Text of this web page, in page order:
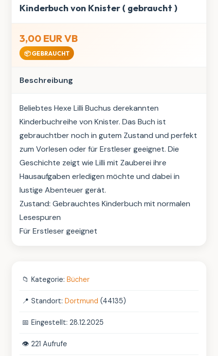
Kinderbuch von Knister ( gebraucht )
3,00 EUR VB
📦 GEBRAUCHT
Beschreibung
Beliebtes Hexe Lilli Buchus derekannten
Kinderbuchreihe von Knister. Das Buch ist
gebrauchtber noch in gutem Zustand und perfekt
zum Vorlesen oder für Erstleser geeignet. Die
Geschichte zeigt wie Lilli mit Zauberei ihre
Hausaufgaben erledigen möchte und dabei in
lustige Abenteuer gerät.
Zustand: Gebrauchtes Kinderbuch mit normalen
Lesespuren
Für Erstleser geeignet
📁 Kategorie: Bücher
📍 Standort: Dortmund (44135)
📅 Eingestellt: 28.12.2025
👁️ 221 Aufrufe